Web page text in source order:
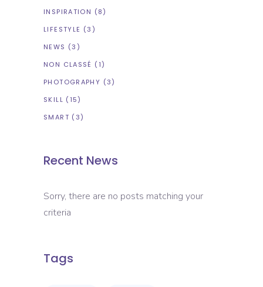
INSPIRATION (8)
LIFESTYLE (3)
NEWS (3)
NON CLASSÉ (1)
PHOTOGRAPHY (3)
SKILL (15)
SMART (3)
Recent News
Sorry, there are no posts matching your
criteria
Tags